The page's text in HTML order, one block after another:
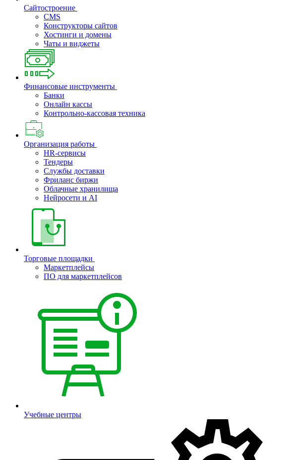
Сайтостроение
CMS
Конструкторы сайтов
Хостинги и домены
Чаты и виджеты
Финансовые инструменты
Банки
Онлайн кассы
Контрольно-кассовая техника
Организация работы
HR-сервисы
Тендеры
Службы доставки
Фриланс биржи
Облачные хранилища
Нейросети и AI
Торговые площадки
Маркетплейсы
ПО для маркетплейсов
Учебные центры